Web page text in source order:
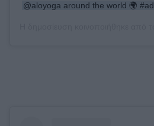
@aloyoga around the world 🌍 #ad